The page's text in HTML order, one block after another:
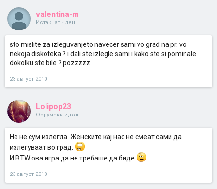
valentina-m
Истакнат член
sto mislite za izleguvanjeto navecer sami vo grad na pr. vo
nekoja diskoteka ? i dali ste izlegle sami i kako ste si pominale
dokolku ste bile ? pozzzzz
23 август 2010
Lolipop23
Форумски идол
Не не сум излегла. Женските кај нас не смеат сами да
излегуваат во град.
И BTW ова игра да не требаше да биде
23 август 2010